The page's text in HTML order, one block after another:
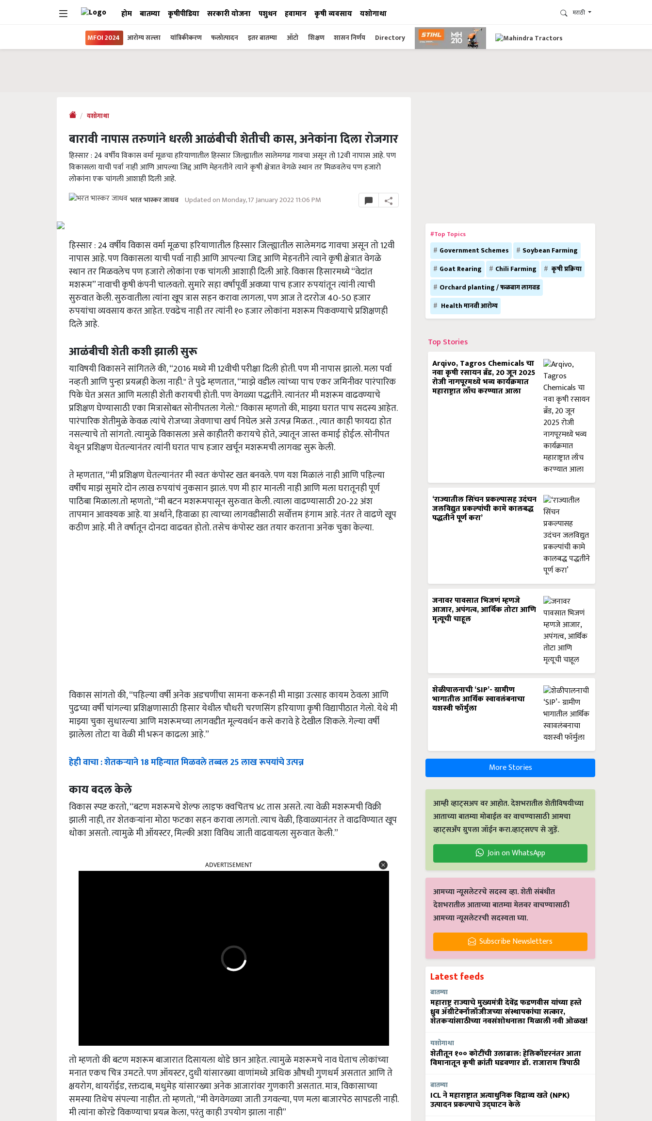
होम बातम्या कृषीपीडिया सरकारी योजना पशुधन हवामान कृषी व्यवसाय यशोगाथा मराठी
MFOI 2024 आरोग्य सल्ला यांत्रिकीकरण फलोत्पादन इतर बातम्या ऑटो शिक्षण शासन निर्णय Directory
यशोगाथा
बारावी नापास तरुणांने धरली आळंबीची शेतीची कास, अनेकांना दिला रोजगार
हिस्सार : 24 वर्षीय विकास वर्मा मूळचा हरियाणातील हिस्सार जिल्ह्यातील सालेमगढ गावचा असून तो 12वी नापास आहे. पण
विकासला याची पर्वा नाही आणि आपल्या जिद्द आणि मेहनतीने त्याने कृषी क्षेत्रात वेगळे स्थान तर मिळवलेच पण हजारो
लोकांना एक चांगली आशाही दिली आहे.
भरत भास्कर जाधव Updated on Monday, 17 January 2022 11:06 PM
हिस्सार : 24 वर्षीय विकास वर्मा मूळचा हरियाणातील हिस्सार जिल्ह्यातील सालेमगढ गावचा असून तो 12वी
नापास आहे. पण विकासला याची पर्वा नाही आणि आपल्या जिद्द आणि मेहनतीने त्याने कृषी क्षेत्रात वेगळे
स्थान तर मिळवलेच पण हजारो लोकांना एक चांगली आशाही दिली आहे. विकास हिसारमध्ये “वेदांत
मशरूम” नावाची कृषी कंपनी चालवतो. सुमारे सहा वर्षांपूर्वी अवघ्या पाच हजार रुपयांतून त्यांनी त्याची
सुरुवात केली. सुरुवातीला त्यांना खूप त्रास सहन करावा लागला, पण आज ते दररोज 40-50 हजार
रुपयांचा व्यवसाय करत आहेत. एवढेच नाही तर त्यांनी १० हजार लोकांना मशरूम पिकवण्याचे प्रशिक्षणही
दिले आहे.
आळंबीची शेती कशी झाली सुरू
याविषयी विकासने सांगितले की, “2016 मध्ये मी 12वीची परीक्षा दिली होती. पण मी नापास झालो. मला पर्वा
नव्हती आणि पुन्हा प्रयत्नही केला नाही." ते पुढे म्हणतात, “माझे वडील त्यांच्या पाच एकर जमिनीवर पारंपारिक
पिके घेत असत आणि मलाही शेती करायची होती. पण वेगळ्या पद्धतीने. त्यानंतर मी मशरूम वाढवण्याचे
प्रशिक्षण घेण्यासाठी एका मित्रासोबत सोनीपतला गेलो.'' विकास म्हणतो की, माझ्या घरात पाच सदस्य आहेत.
पारंपारिक शेतीमुळे केवळ त्यांचे रोजच्या जेवणाचा खर्च निघेल असे उत्पन्न मिळत. , त्यात काही फायदा होत
नसल्याचे तो सांगतो. त्यामुळे विकासला असे काहीतरी करायचे होते, ज्यातून जास्त कमाई होईल. सोनीपत
येथून प्रशिक्षण घेतल्यानंतर त्यांनी घरात पाच हजार खर्चून मशरूमची लागवड सुरू केली.
ते म्हणतात, “मी प्रशिक्षण घेतल्यानंतर मी स्वतः कंपोस्ट खत बनवले. पण यश मिळालं नाही आणि पहिल्या
वर्षीच माझं सुमारे दोन लाख रुपयांचं नुकसान झालं. पण मी हार मानली नाही आणि मला घरातूनही पूर्ण
पाठिंबा मिळाला.तो म्हणतो, “मी बटन मशरूमपासून सुरुवात केली. त्याला वाढण्यासाठी 20-22 अंश
तापमान आवश्यक आहे. या अर्थाने, हिवाळा हा त्याच्या लागवडीसाठी सर्वोत्तम हंगाम आहे. नंतर ते वाढणे खूप
कठीण आहे. मी ते वर्षातून दोनदा वाढवत होतो. तसेच कंपोस्ट खत तयार करताना अनेक चुका केल्या.
विकास सांगतो की, “पहिल्या वर्षी अनेक अडचणींचा सामना करूनही मी माझा उत्साह कायम ठेवला आणि
पुढच्या वर्षी चांगल्या प्रशिक्षणासाठी हिसार येथील चौधरी चरणसिंग हरियाणा कृषी विद्यापीठात गेलो. येथे मी
माझ्या चुका सुधारल्या आणि मशरूमच्या लागवडीत मूल्यवर्धन कसे करावे हे देखील शिकले. गेल्या वर्षी
झालेला तोटा या वेळी मी भरून काढला आहे.”
हेही वाचा : शेतकऱ्याने 18 महिन्यात मिळवले तब्बल 25 लाख रूपयांचे उत्पन्न
काय बदल केले
विकास स्पष्ट करतो, “बटण मशरूमचे शेल्फ लाइफ क्वचितच ४८ तास असते. त्या वेळी मशरूमची विक्री
झाली नाही, तर शेतकऱ्यांना मोठा फटका सहन करावा लागतो. त्याच वेळी, हिवाळ्यानंतर ते वाढविण्यात खूप
धोका असतो. त्यामुळे मी ऑयस्टर, मिल्की अशा विविध जाती वाढवायला सुरुवात केली.”
तो म्हणतो की बटण मशरूम बाजारात दिसायला थोडे छान आहेत. त्यामुळे मशरूमचे नाव घेताच लोकांच्या
मनात एकच चित्र उमटते. पण ऑयस्टर, दुधी यांसारख्या वाणांमध्ये अधिक औषधी गुणधर्म असतात आणि ते
क्षयरोग, थायरॉईड, रक्तदाब, मधुमेह यांसारख्या अनेक आजारांवर गुणकारी असतात. मात्र, विकासाच्या
समस्या तिथेच संपल्या नाहीत. तो म्हणतो, “मी वेगवेगळ्या जाती उगवल्या, पण मला बाजारपेठ सापडली नाही.
मी त्यांना कोरडे विकण्याचा प्रयत्न केला, परंतु काही उपयोग झाला नाही”
#Top Topics
Government Schemes
Soybean Farming
Goat Rearing
Chili Farming
कृषी प्रक्रिया
Orchard planting / फळबाग लागवड
Health मानवी आरोग्य
Top Stories
Arqivo, Tagros Chemicals चा
नवा कृषी रसायन ब्रँड, 20 जून 2025
रोजी नागपूरमध्ये भव्य कार्यक्रमात
महाराष्ट्रात लाँच करण्यात आला
‘राज्यातील सिंचन प्रकल्पासह उदंचन
जलविद्युत प्रकल्पांची कामे कालबद्ध
पद्धतीने पूर्ण करा’
जनावर पावसात भिजणं म्हणजे
आजार, अपंगत्व, आर्थिक तोटा आणि
मृत्यूची चाहूल
शेळीपालनाची ‘SIP’- ग्रामीण
भागातील आर्थिक स्वावलंबनाचा
यशस्वी फॉर्मुला
More Stories
आम्ही व्हाट्सअप वर आहोत. देशभरातील शेतीविषयीच्या
आताच्या बातम्या मोबाईल वर वाचण्यासाठी आमचा
व्हाट्सअँप ग्रुपला जॉईन करा.व्हाट्सएप से जुड़ें.
Join on WhatsApp
आमच्या न्यूसलेटरचे सदस्य व्हा. शेती संबंधीत
देशभरातील आताच्या बातम्या मेलवर वाचण्यासाठी
आमच्या न्यूसलेटरची सदस्यता घ्या.
Subscribe Newsletters
Latest feeds
बातम्या
महाराष्ट्र राज्याचे मुख्यमंत्री देवेंद्र फडणवीस यांच्या हस्ते
ध्रुव ॲग्रीटेक्नॉलॉजीजच्या संस्थापकांचा सत्कार,
शेतकऱ्यांसाठीच्या नवसंशोधनाला मिळाली नवी ओळख!
यशोगाथा
शेतीतून १०० कोटींची उलाढाल: हेलिकॉप्टरनंतर आता
विमानातून कृषी क्रांती घडवणार डॉ. राजाराम त्रिपाठी
बातम्या
ICL ने महाराष्ट्रात अत्याधुनिक विद्राव्य खते (NPK)
उत्पादन प्रकल्पाचे उद्घाटन केले